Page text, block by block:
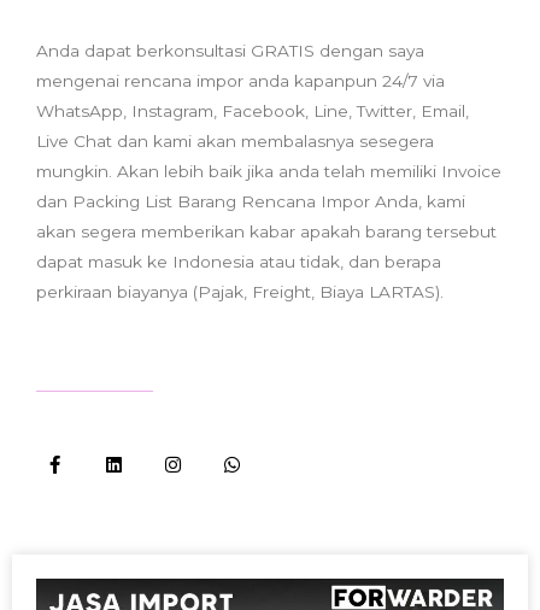
Anda dapat berkonsultasi GRATIS dengan saya
mengenai rencana impor anda kapanpun 24/7 via
WhatsApp, Instagram, Facebook, Line, Twitter, Email,
Live Chat dan kami akan membalasnya sesegera
mungkin. Akan lebih baik jika anda telah memiliki Invoice
dan Packing List Barang Rencana Impor Anda, kami
akan segera memberikan kabar apakah barang tersebut
dapat masuk ke Indonesia atau tidak, dan berapa
perkiraan biayanya (Pajak, Freight, Biaya LARTAS).